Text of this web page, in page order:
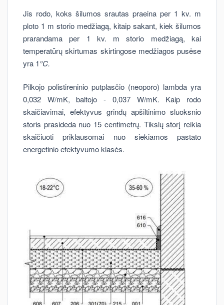
Jis rodo, koks šilumos srautas praeina per 1 kv. m
ploto 1 m storio medžiagą, kitaip sakant, kiek šilumos
prarandama per 1 kv. m storio medžiagą, kai
temperatūrų skirtumas skirtingose medžiagos pusėse
yra 1°C.
Pilkojo polistireninio putplasčio (neoporo) lambda yra
0,032 W/mK, baltojo - 0,037 W/mK. Kaip rodo
skaičiavimai, efektyvus grindų apšiltinimo sluoksnio
storis prasideda nuo 15 centimetrų. Tikslų storį reikia
skaičiuoti priklausomai nuo siekiamos pastato
energetinio efektyvumo klasės.